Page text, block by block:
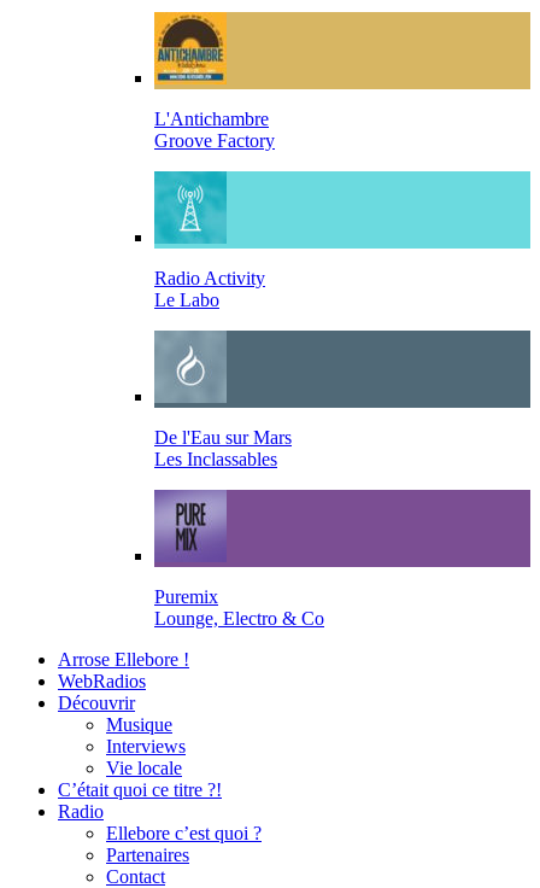
L'Antichambre
Groove Factory
Radio Activity
Le Labo
De l'Eau sur Mars
Les Inclassables
Puremix
Lounge, Electro & Co
Arrose Ellebore !
WebRadios
Découvrir
Musique
Interviews
Vie locale
C’était quoi ce titre ?!
Radio
Ellebore c’est quoi ?
Partenaires
Contact